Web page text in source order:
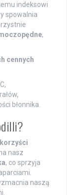
indeksowi
spowalnia
,
cennych
błonnika.
korzyści
nasz
, co sprzyja
naszą